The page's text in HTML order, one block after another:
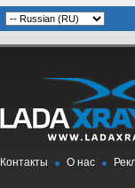
Контакты О нас